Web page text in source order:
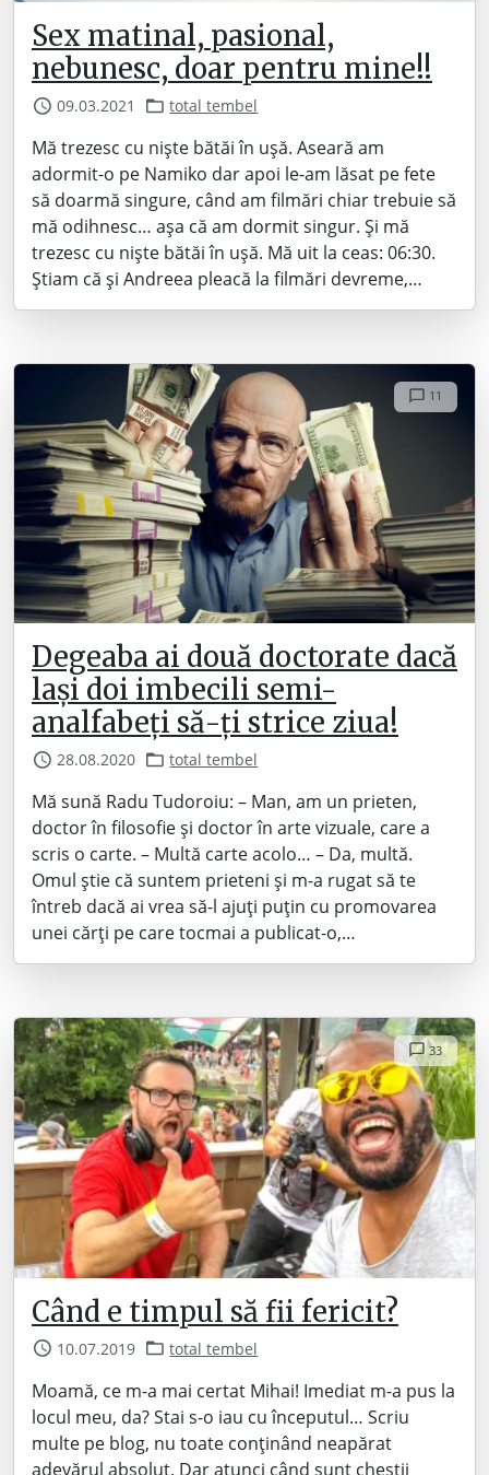
Sex matinal, pasional,
nebunesc, doar pentru mine!!
09.03.2021 total tembel
Mă trezesc cu niște bătăi în ușă. Aseară am
adormit-o pe Namiko dar apoi le-am lăsat pe fete
să doarmă singure, când am filmări chiar trebuie să
mă odihnesc… așa că am dormit singur. Și mă
trezesc cu niște bătăi în ușă. Mă uit la ceas: 06:30.
Știam că și Andreea pleacă la filmări devreme,…
11
Degeaba ai două doctorate dacă
lași doi imbecili semi-
analfabeți să-ți strice ziua!
28.08.2020 total tembel
Mă sună Radu Tudoroiu: – Man, am un prieten,
doctor în filosofie și doctor în arte vizuale, care a
scris o carte. – Multă carte acolo… – Da, multă.
Omul știe că suntem prieteni și m-a rugat să te
întreb dacă ai vrea să-l ajuți puțin cu promovarea
unei cărți pe care tocmai a publicat-o,…
33
Când e timpul să fii fericit?
10.07.2019 total tembel
Moamă, ce m-a mai certat Mihai! Imediat m-a pus la
locul meu, da? Stai s-o iau cu începutul… Scriu
multe pe blog, nu toate conținând neapărat
adevărul absolut. Dar atunci când sunt chestii